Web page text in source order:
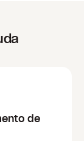
de